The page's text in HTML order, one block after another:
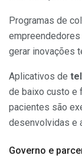
Programas de
gerar inovações
Aplicativos de
de baixo custo e
pacientes são
desenvolvidas e
Governo e